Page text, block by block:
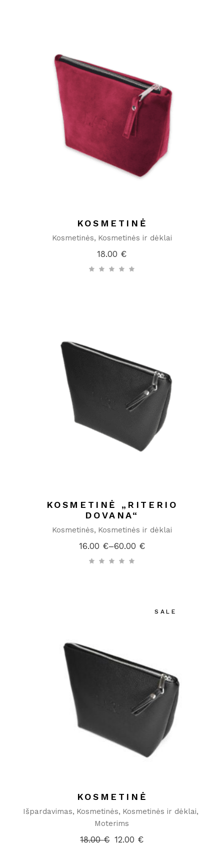
KOSMETINĖ
Kosmetinės Kosmetinės ir dėklai
18.00 €
KOSMETINĖ „RITERIO
DOVANA“
Kosmetinės Kosmetinės ir dėklai
16.00 €–60.00 €
Price
range:
16.00 €
SALE
KOSMETINĖ
Išpardavimas Kosmetinės Kosmetinės ir dėklai
Moterims
18.00€ 12.00 €